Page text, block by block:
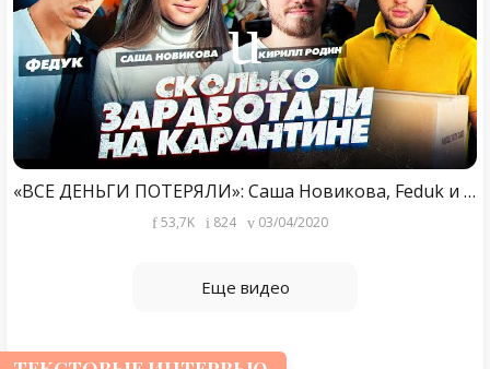
«ВСЕ ДЕНЬГИ ПОТЕРЯЛИ»: Саша Новикова, Feduk и сооснователь «Кухни на районе» о выживании в кризис
53,7K 824 03/04/2020
Еще видео